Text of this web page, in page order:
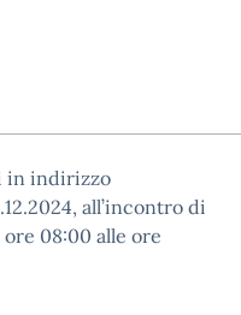
in indirizzo
all’incontro di
08:00 alle ore